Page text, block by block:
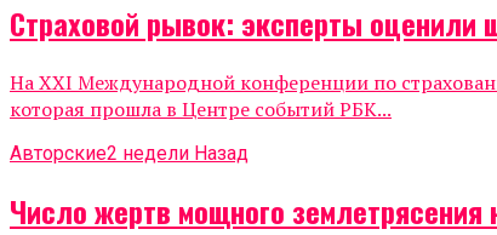
Страховой рывок: эксперты
На XXI Международной конференции по
которая прошла в Центре событий РБК...
Авторские2 недели Назад
Число жертв мощного